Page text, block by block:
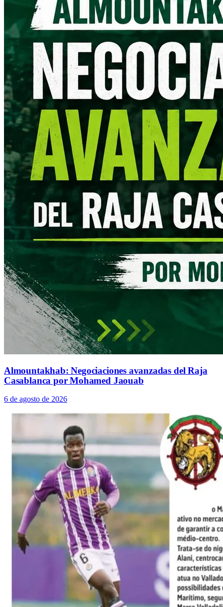
Almountakhab: Negociaciones avanzadas del Raja
Casablanca por Mohamed Jaouab
6 de agosto de 2026